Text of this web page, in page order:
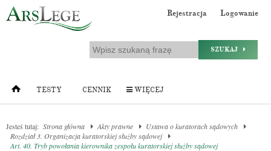
Rejestracja Logowanie
SZUKAJ
TESTY CENNIK WIĘCEJ
Jesteś tutaj: Strona główna Akty prawne
Ustawa o kuratorach sądowych
Rozdział 3. Organizacja kuratorskiej służby sądowej
Art. 40. Tryb powołania kierownika zespołu kuratorskiej służby sądowej